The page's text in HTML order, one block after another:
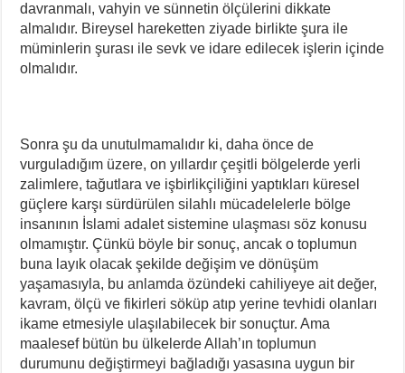
davranmalı, vahyin ve sünnetin ölçülerini dikkate
almalıdır. Bireysel hareketten ziyade birlikte şura ile
müminlerin şurası ile sevk ve idare edilecek işlerin içinde
olmalıdır.
Sonra şu da unutulmamalıdır ki, daha önce de
vurguladığım üzere, on yıllardır çeşitli bölgelerde yerli
zalimlere, tağutlara ve işbirlikçiliğini yaptıkları küresel
güçlere karşı sürdürülen silahlı mücadelelerle bölge
insanının İslami adalet sistemine ulaşması söz konusu
olmamıştır. Çünkü böyle bir sonuç, ancak o toplumun
buna layık olacak şekilde değişim ve dönüşüm
yaşamasıyla, bu anlamda özündeki cahiliyeye ait değer,
kavram, ölçü ve fikirleri söküp atıp yerine tevhidi olanları
ikame etmesiyle ulaşılabilecek bir sonuçtur. Ama
maalesef bütün bu ülkelerde Allah’ın toplumun
durumunu değiştirmeyi bağladığı yasasına uygun bir